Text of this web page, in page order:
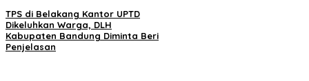
TPS di Belakang Kantor UPTD
Dikeluhkan Warga, DLH
Kabupaten Bandung Diminta Beri
Penjelasan